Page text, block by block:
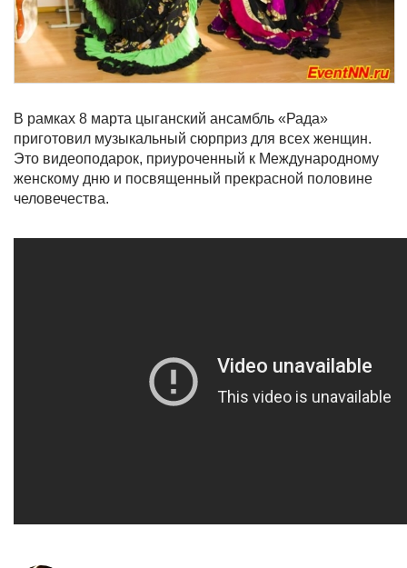
В рамках 8 марта цыганский ансамбль «Рада»
приготовил музыкальный сюрприз для всех женщин.
Это видеоподарок, приуроченный к Международному
женскому дню и посвященный прекрасной половине
человечества.